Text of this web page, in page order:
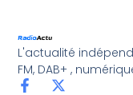
L'actualité
FM, DAB+ ,